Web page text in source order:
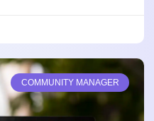
COMMUNITY MANAGER